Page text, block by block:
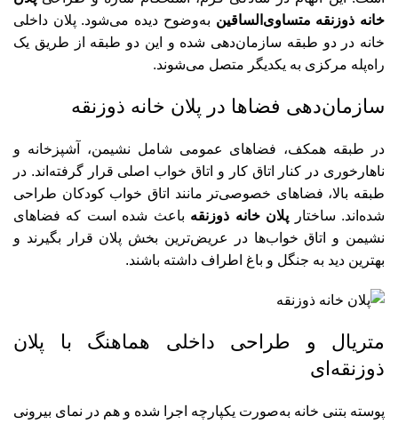
خانه ذوزنقه متساوی‌الساقین به‌وضوح دیده می‌شود. پلان داخلی
خانه در دو طبقه سازمان‌دهی شده و این دو طبقه از طریق یک
راه‌پله مرکزی به یکدیگر متصل می‌شوند.
سازمان‌دهی فضاها در پلان خانه ذوزنقه
در طبقه همکف، فضاهای عمومی شامل نشیمن، آشپزخانه و
ناهارخوری در کنار اتاق کار و اتاق خواب اصلی قرار گرفته‌اند. در
طبقه بالا، فضاهای خصوصی‌تر مانند اتاق خواب کودکان طراحی
شده‌اند. ساختار پلان خانه ذوزنقه باعث شده است که فضاهای
نشیمن و اتاق خواب‌ها در عریض‌ترین بخش پلان قرار بگیرند و
بهترین دید به جنگل و باغ اطراف داشته باشند.
متریال و طراحی داخلی هماهنگ با پلان
ذوزنقه‌ای
پوسته بتنی خانه به‌صورت یکپارچه اجرا شده و هم در نمای بیرونی